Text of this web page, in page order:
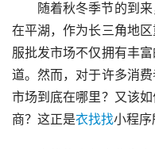
随着秋冬季节的到
在平湖，作为长三角地
服批发市场不仅拥有丰
道。然而，对于许多消
市场到底在哪里？又该
商？这正是衣找找小程序